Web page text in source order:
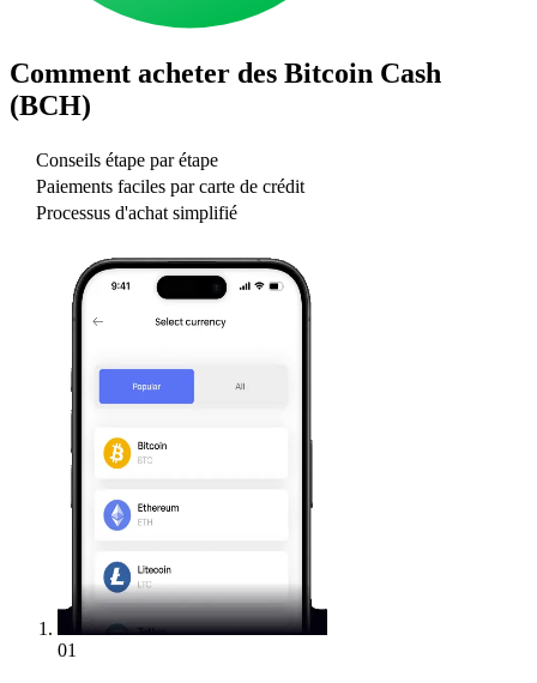
Comment acheter des Bitcoin Cash
(BCH)
Conseils étape par étape
Paiements faciles par carte de crédit
Processus d'achat simplifié
01